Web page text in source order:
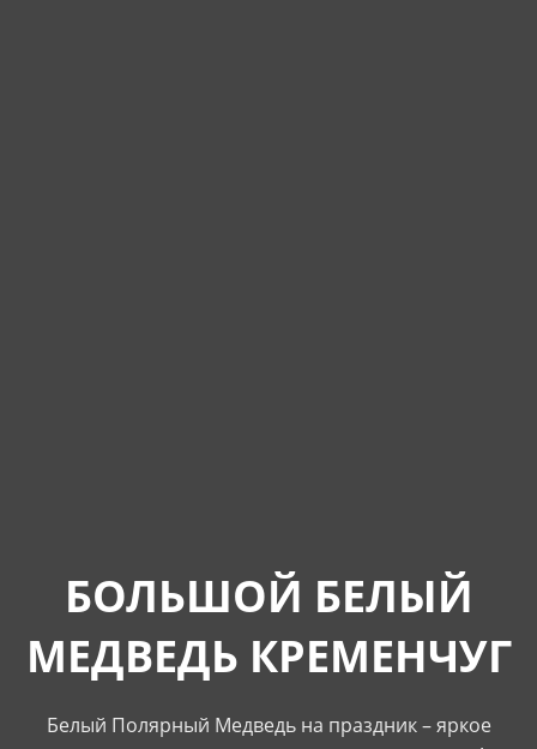
БОЛЬШОЙ БЕЛЫЙ
МЕДВЕДЬ КРЕМЕНЧУГ
Белый Полярный Медведь на праздник – яркое